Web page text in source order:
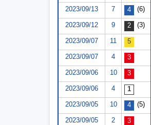
2023/09/13 7 (6)
2023/09/12 9 (3)
2023/09/07 11
2023/09/07 4
2023/09/06 10
2023/09/06 4
2023/09/05 10 (5)
2023/09/05 2